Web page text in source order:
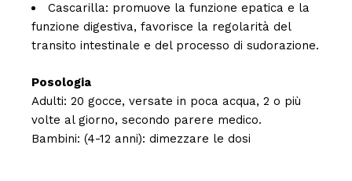
Cascarilla: promuove la funzione epatica e la
funzione digestiva, favorisce la regolarità del
transito intestinale e del processo di sudorazione.
Posologia
Adulti: 20 gocce, versate in poca acqua, 2 o più
volte al giorno, secondo parere medico.
Bambini: (4-12 anni): dimezzare le dosi